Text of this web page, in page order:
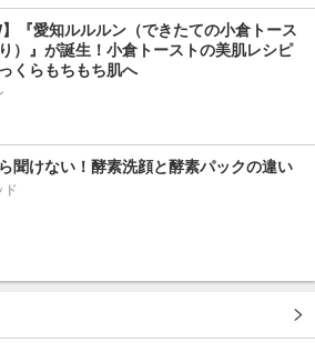
】『愛知ルルルン（できたての小倉トース
）』が誕生！小倉トーストの美肌レシピ
くらもちもち肌へ
聞けない！酵素洗顔と酵素パックの違い
ド